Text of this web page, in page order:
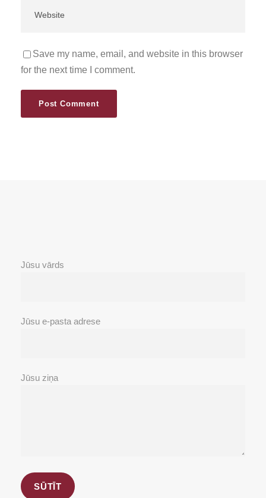
Save my name, email, and website in this browser
for the next time I comment.
Jūsu vārds
Jūsu e-pasta adrese
Jūsu ziņa